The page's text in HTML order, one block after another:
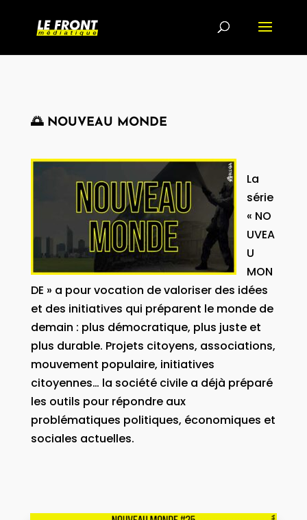
🌅 NOUVEAU MONDE
La
série
« NO
UVEA
U
MON
DE » a pour vocation de valoriser des idées
et des initiatives qui préparent le monde de
demain : plus démocratique, plus juste et
plus durable. Projets citoyens, associations,
mouvement populaire, initiatives
citoyennes… la société civile a déjà préparé
les outils pour répondre aux
problématiques politiques, économiques et
sociales actuelles.